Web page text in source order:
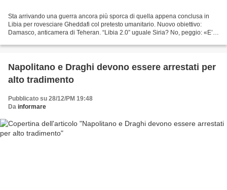
Sta arrivando una guerra ancora più sporca di quella appena conclusa in
Libia per rovesciare Gheddafi col pretesto umanitario. Nuovo obiettivo:
Damasco, anticamera di Teheran. “Libia 2.0” uguale Siria? No, peggio: «E’
Napolitano e Draghi devono essere arrestati per
alto tradimento
Pubblicato su 28/12/PM 19:48
Da informare